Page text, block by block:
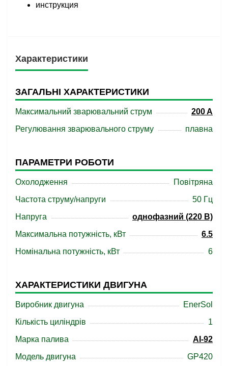
инструкция
Характеристики
ЗАГАЛЬНІ ХАРАКТЕРИСТИКИ
Максимальний зварювальний струм
200 A
Регулювання зварювального струму
плавна
ПАРАМЕТРИ РОБОТИ
Охолодження
Повітряна
Частота струму/напруги
50 Гц
Напруга
однофазний (220 В)
Максимальна потужність, кВт
6.5
Номінальна потужність, кВт
6
ХАРАКТЕРИСТИКИ ДВИГУНА
Виробник двигуна
EnerSol
Кількість циліндрів
1
Марка палива
АІ-92
Модель двигуна
GP420